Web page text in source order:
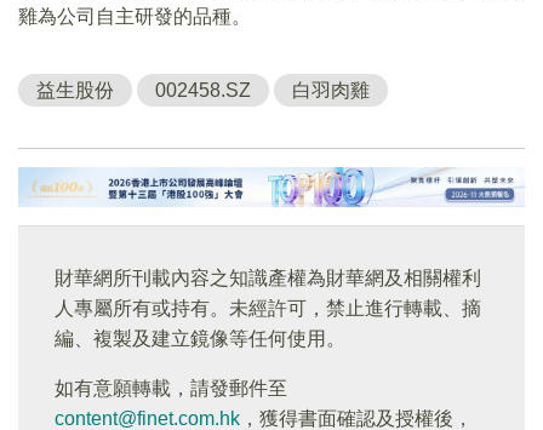
雞為公司自主研發的品種。
益生股份 002458.SZ 白羽肉雞
財華網所刊載內容之知識產權為財華網及相關權利
人專屬所有或持有。未經許可，禁止進行轉載、摘
編、複製及建立鏡像等任何使用。
如有意願轉載，請發郵件至
content@finet.com.hk ，獲得書面確認及授權後，